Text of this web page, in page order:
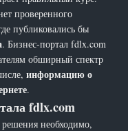
проверенного
публиковались бы
. Бизнес-портал fdlx.com
обширный спектр
информацию о
.
fdlx.com
необходимо,